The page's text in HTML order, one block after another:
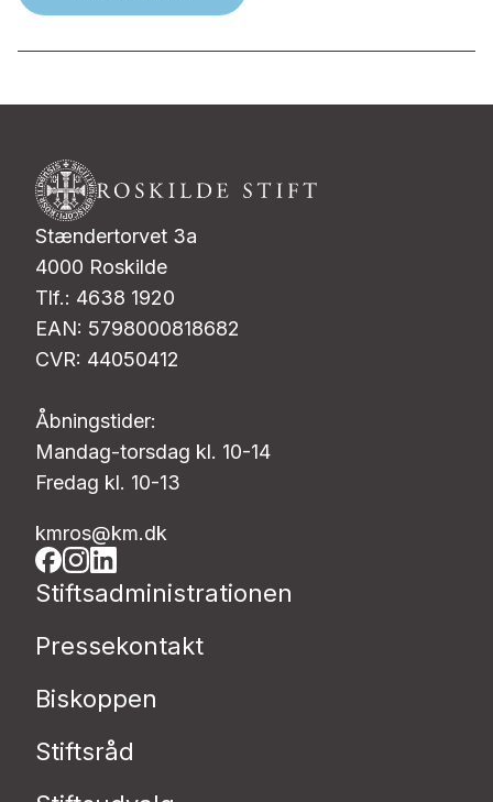
Stændertorvet 3a
4000 Roskilde
Tlf.: 4638 1920
EAN: 5798000818682
CVR: 44050412
Åbningstider:
Mandag-torsdag kl. 10-14
Fredag kl. 10-13
kmros@km.dk
Stiftsadministrationen
Pressekontakt
Biskoppen
Stiftsråd